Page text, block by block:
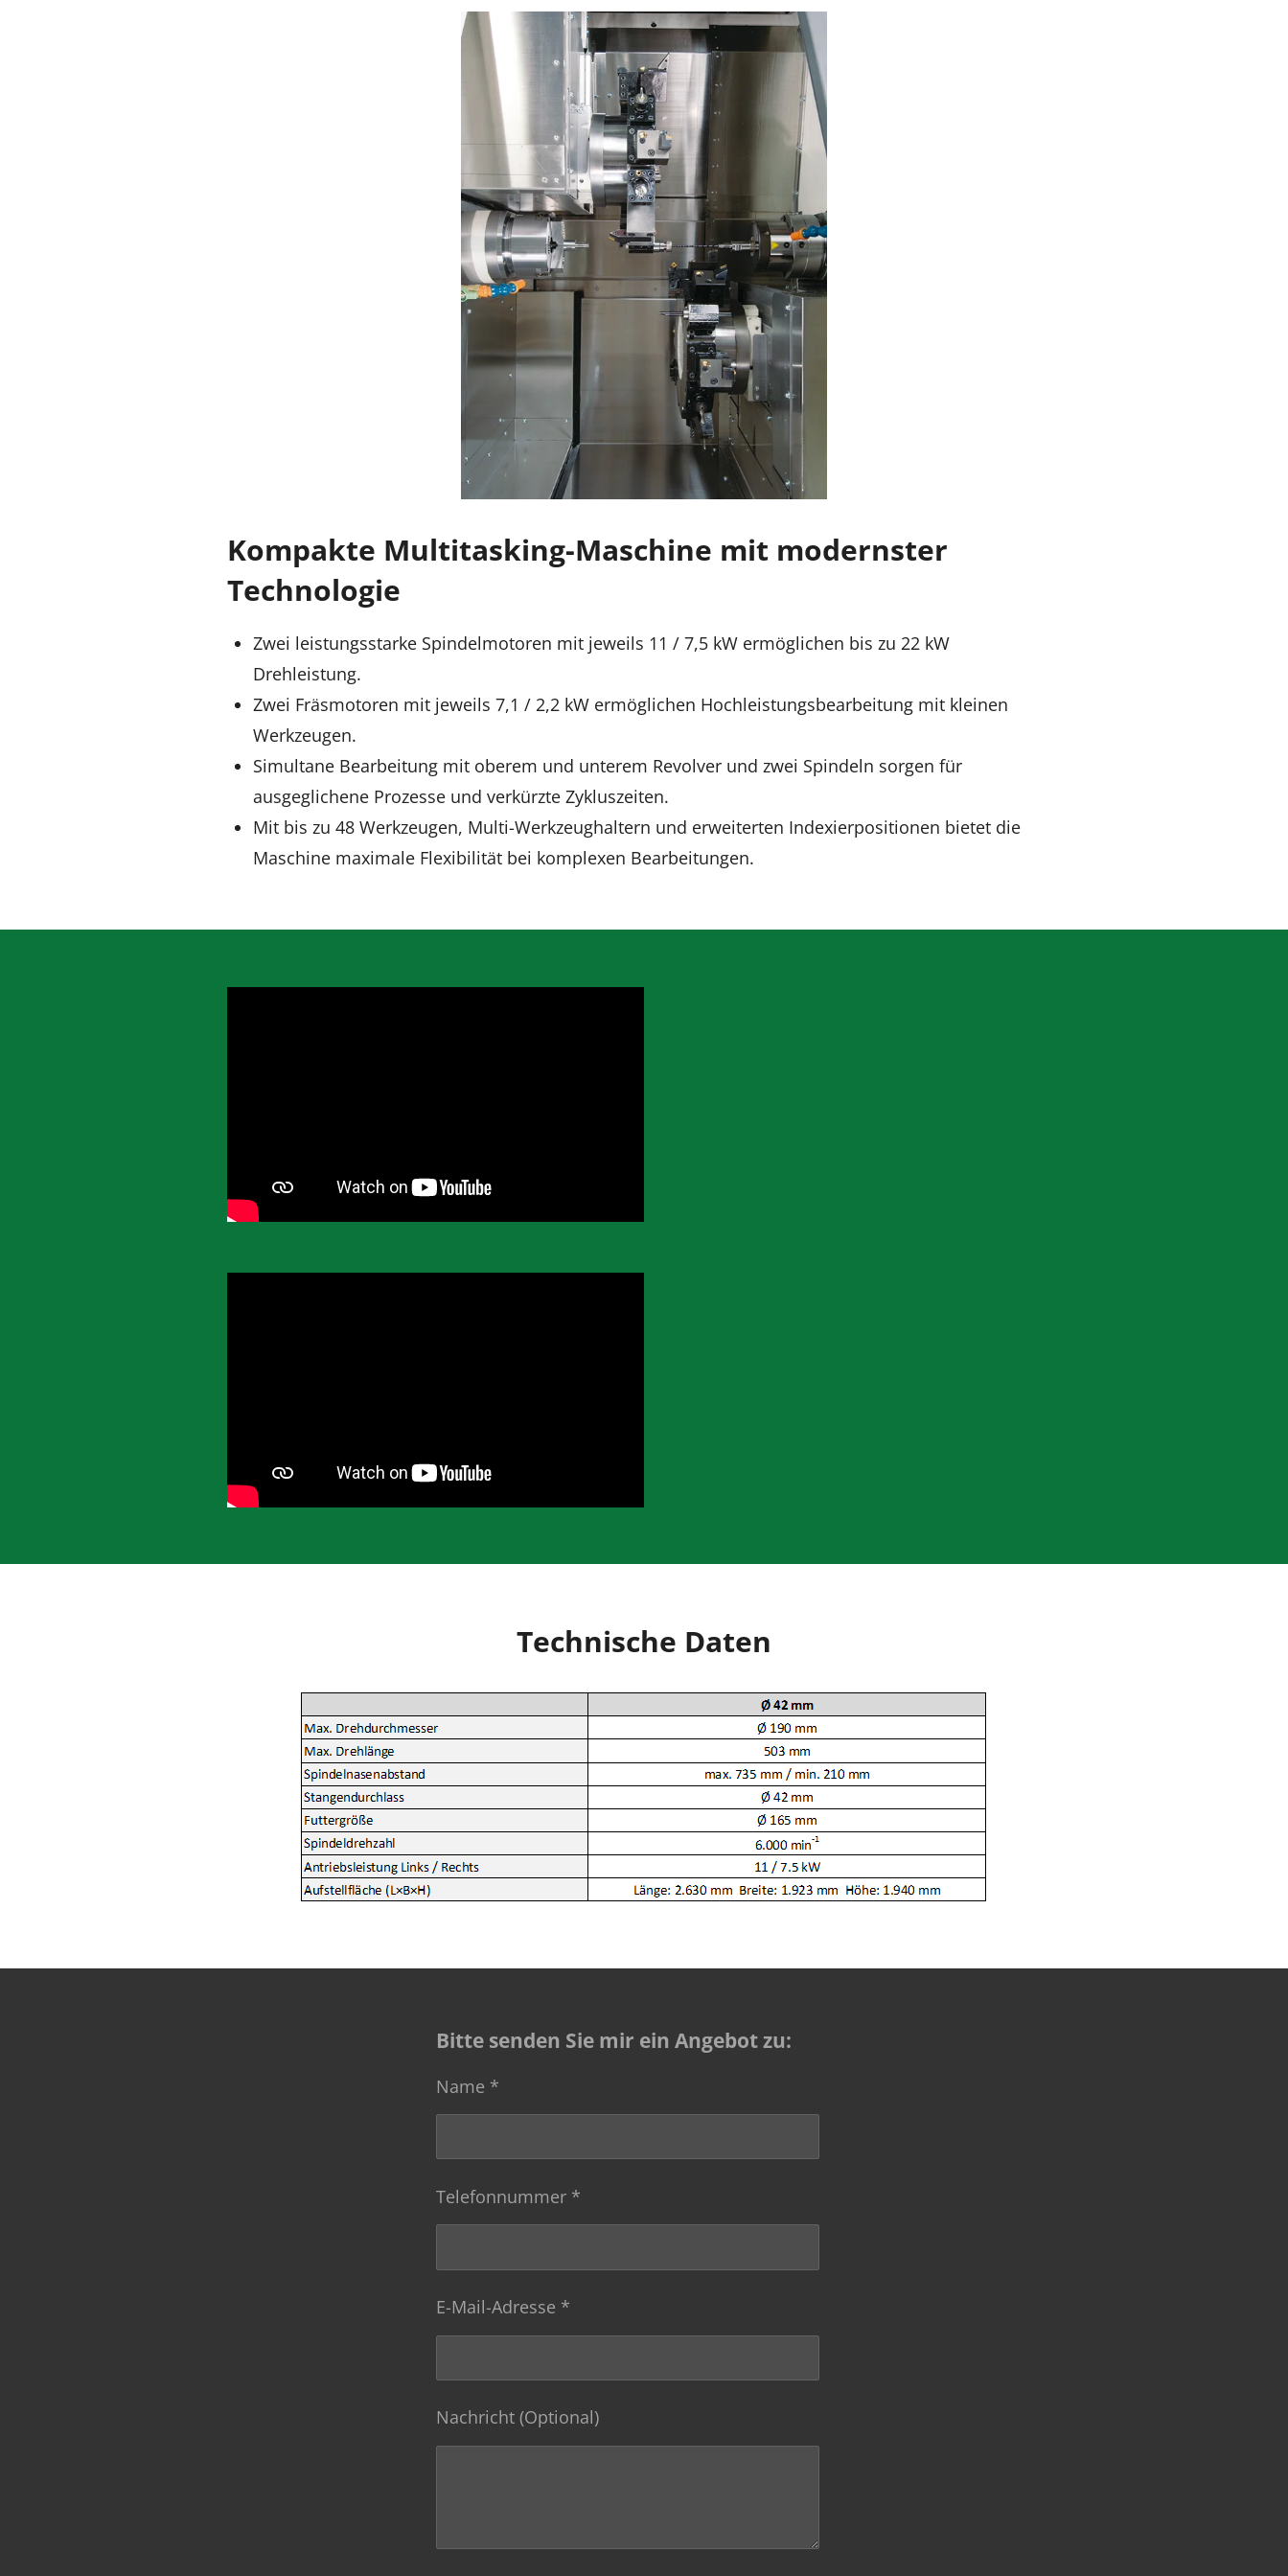
Kompakte Multitasking-Maschine mit modernster
Technologie
Zwei leistungsstarke Spindelmotoren mit jeweils 11 / 7,5 kW ermöglichen bis zu 22 kW
Drehleistung.
Zwei Fräsmotoren mit jeweils 7,1 / 2,2 kW ermöglichen Hochleistungsbearbeitung mit kleinen
Werkzeugen.
Simultane Bearbeitung mit oberem und unterem Revolver und zwei Spindeln sorgen für
ausgeglichene Prozesse und verkürzte Zykluszeiten.
Mit bis zu 48 Werkzeugen, Multi-Werkzeughaltern und erweiterten Indexierpositionen bietet die
Maschine maximale Flexibilität bei komplexen Bearbeitungen.
Technische Daten
Bitte senden Sie mir ein Angebot zu:
Name *
Telefonnummer *
E-Mail-Adresse *
Nachricht (Optional)